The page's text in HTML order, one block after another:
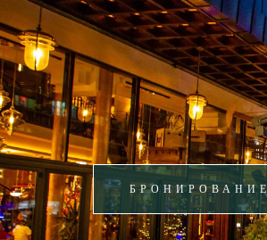
БРОНИРОВАНИЕ